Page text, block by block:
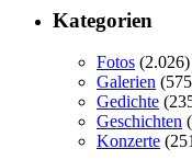
Kategorien
Fotos (2.026)
Galerien
Gedichte
Geschichten
Konzerte